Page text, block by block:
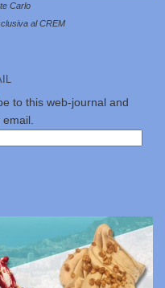
Carlo
al CREM
to this web-journal and